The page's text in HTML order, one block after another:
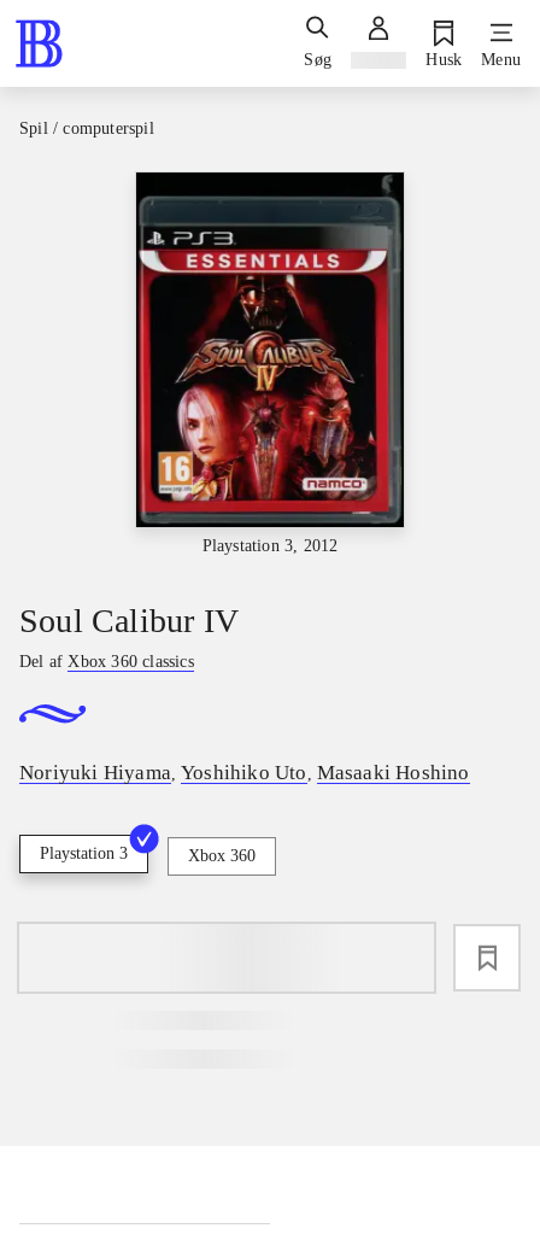
Søg Husk Menu
Spil / computerspil
Playstation 3, 2012
Soul Calibur IV
Del afXbox 360 classics
Noriyuki Hiyama, Yoshihiko Uto , Masaaki Hoshino
Playstation 3 Xbox 360